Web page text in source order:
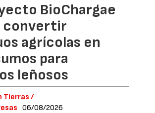
BioChargae
convertir
agrícolas en
para
leñosos
Tierras /
06/08/2026